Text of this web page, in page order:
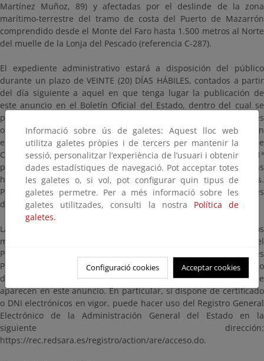
Martínez Muñoz, 89) y afectadas por el deslinde de la zona
marítimo-terrestre del tramo de costa del Puerto de Mazarrón
comprendido desde el Monte del Faro hasta 1.500 metros al Norte
del muelle de la Lonja del Pescado (referencia C-287).
El expediente administrativo estará a disposición del público
durante un plazo de VEINTE (20) DÍAS HÁBILES, contados a partir
del día siguiente a aquel en que tenga lugar la publicación de
este anuncio en el Boletín Oficial del Estado, dentro del cual se
pueden consultar y presentar las alegaciones y observaciones
oportunas. La documentación para consultar estará a disposición
en esta página, así como en las oficinas de esta Demarcación de
Costas en Murcia, ubicadas en Avenida Alfonso X “El Sabio”, 6 – 1ª
planta, Edificio de Servicios Múltiples, 30.071, Murcia en días
hábiles y en horario comprendido entre las 9:00 y las 14:00 horas.
Para evitar esperas innecesarias puede solicitar cita previa través
de la dirección de correo electrónico bzn-dcmurcia@miteco.es.
Las alegaciones y observaciones se presentarán según los
mecanismos establecidos en la Ley 39/2015, de 1 de octubre, del
Procedimiento Administrativo Común de las Administraciones
Públicas, dirigidas a la Demarcación de Costas en Murcia (código
de identificación: EA0043352), citando las referencias que
aparecen en este anuncio. En particular, si dispone de certificado
o DNI electrónicos en vigor, puede hacer uso del Registro General
Electrónico de la Administración General del Estado en la
siguiente dirección:
https://rec.redsara.es/registro/action/are/acceso.do.
Informació sobre ús de galetes: Aquest lloc web
utilitza galetes pròpies i de tercers per mantenir la
sessió, personalitzar l’experiència de l’usuari i obtenir
dades estadístiques de navegació. Pot acceptar totes
les galetes o, si vol, pot configurar quin tipus de
galetes permetre. Per a més informació sobre les
galetes utilitzades, consulti la nostra Política de
galetes.
Configuració cookies Acceptar cookies